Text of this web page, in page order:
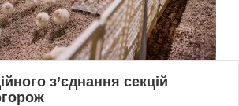
з’єднання секцій